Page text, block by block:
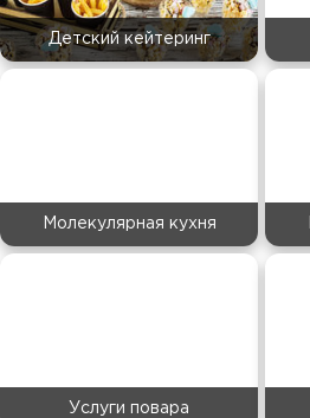
Детский кейтеринг
Молекулярная кухня
Услуги повара